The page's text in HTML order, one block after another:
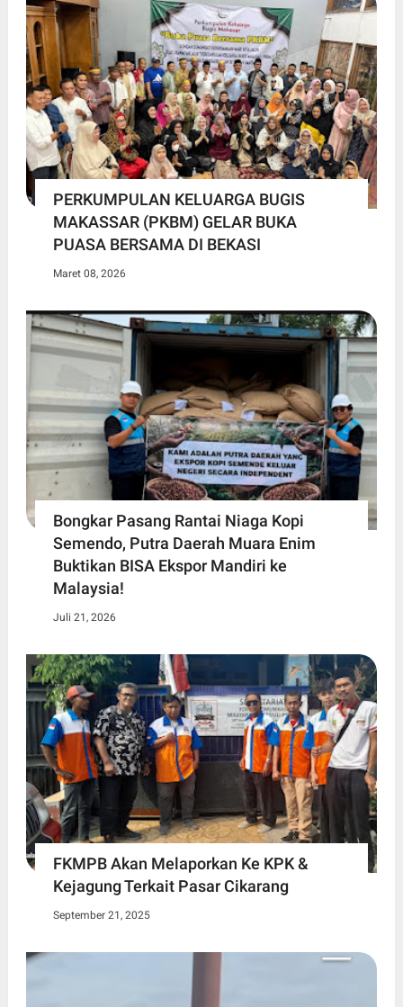
PERKUMPULAN KELUARGA BUGIS
MAKASSAR (PKBM) GELAR BUKA
PUASA BERSAMA DI BEKASI
Maret 08, 2026
Bongkar Pasang Rantai Niaga Kopi
Semendo, Putra Daerah Muara Enim
Buktikan BISA Ekspor Mandiri ke
Malaysia!
Juli 21, 2026
FKMPB Akan Melaporkan Ke KPK &
Kejagung Terkait Pasar Cikarang
September 21, 2025